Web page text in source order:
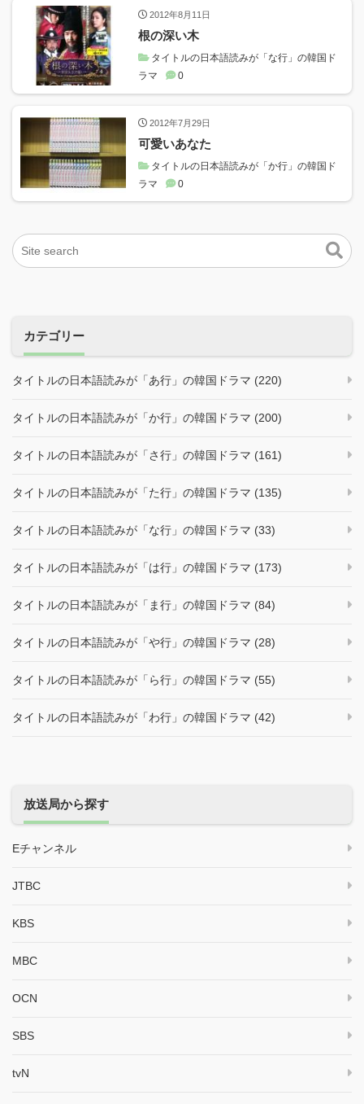
2012年8月11日
根の深い木
タイトルの日本語読みが「な行」の韓国ド
ラマ
0
2012年7月29日
可愛いあなた
タイトルの日本語読みが「か行」の韓国ド
ラマ
0
カテゴリー
タイトルの日本語読みが「あ行」の韓国ドラマ (220)
タイトルの日本語読みが「か行」の韓国ドラマ (200)
タイトルの日本語読みが「さ行」の韓国ドラマ (161)
タイトルの日本語読みが「た行」の韓国ドラマ (135)
タイトルの日本語読みが「な行」の韓国ドラマ (33)
タイトルの日本語読みが「は行」の韓国ドラマ (173)
タイトルの日本語読みが「ま行」の韓国ドラマ (84)
タイトルの日本語読みが「や行」の韓国ドラマ (28)
タイトルの日本語読みが「ら行」の韓国ドラマ (55)
タイトルの日本語読みが「わ行」の韓国ドラマ (42)
放送局から探す
Eチャンネル
JTBC
KBS
MBC
OCN
SBS
tvN